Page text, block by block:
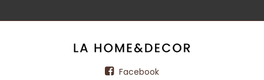
Facebook